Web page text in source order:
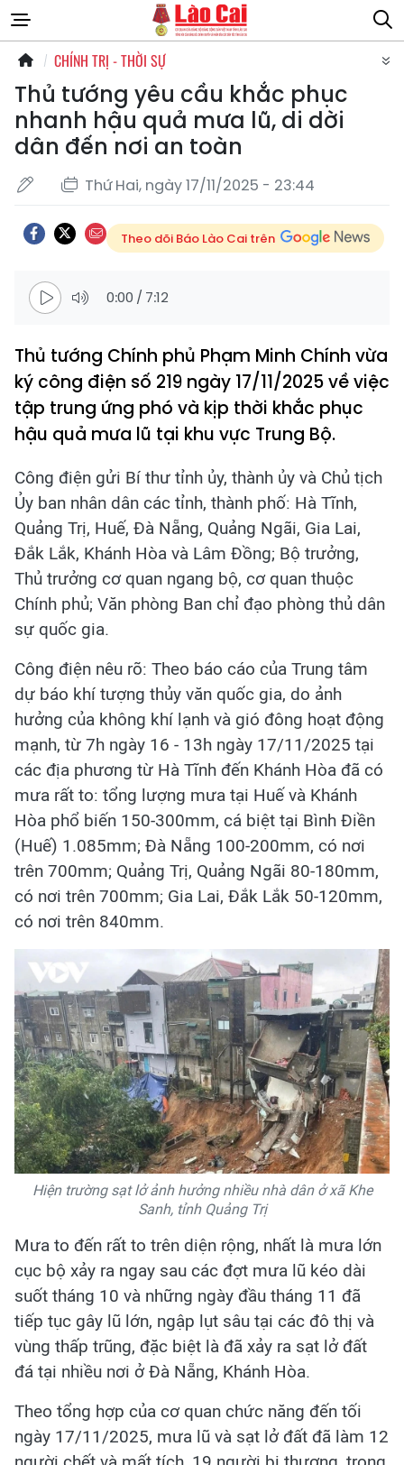
CHÍNH TRỊ - THỜI SỰ
Thủ tướng yêu cầu khắc phục
nhanh hậu quả mưa lũ, di dời
dân đến nơi an toàn
Thứ Hai, ngày 17/11/2025 - 23:44
Theo dõi Báo Lào Cai trên
0:00 / 7:12
Thủ tướng Chính phủ Phạm Minh Chính vừa
ký công điện số 219 ngày 17/11/2025 về việc
tập trung ứng phó và kịp thời khắc phục
hậu quả mưa lũ tại khu vực Trung Bộ.
Công điện gửi Bí thư tỉnh ủy, thành ủy và Chủ tịch
Ủy ban nhân dân các tỉnh, thành phố: Hà Tĩnh,
Quảng Trị, Huế, Đà Nẵng, Quảng Ngãi, Gia Lai,
Đắk Lắk, Khánh Hòa và Lâm Đồng; Bộ trưởng,
Thủ trưởng cơ quan ngang bộ, cơ quan thuộc
Chính phủ; Văn phòng Ban chỉ đạo phòng thủ dân
sự quốc gia.
Công điện nêu rõ: Theo báo cáo của Trung tâm
dự báo khí tượng thủy văn quốc gia, do ảnh
hưởng của không khí lạnh và gió đông hoạt động
mạnh, từ 7h ngày 16 - 13h ngày 17/11/2025 tại
các địa phương từ Hà Tĩnh đến Khánh Hòa đã có
mưa rất to: tổng lượng mưa tại Huế và Khánh
Hòa phổ biến 150-300mm, cá biệt tại Bình Điền
(Huế) 1.085mm; Đà Nẵng 100-200mm, có nơi
trên 700mm; Quảng Trị, Quảng Ngãi 80-180mm,
có nơi trên 700mm; Gia Lai, Đắk Lắk 50-120mm,
có nơi trên 840mm.
Hiện trường sạt lở ảnh hưởng nhiều nhà dân ở xã Khe
Sanh, tỉnh Quảng Trị
Mưa to đến rất to trên diện rộng, nhất là mưa lớn
cục bộ xảy ra ngay sau các đợt mưa lũ kéo dài
suốt tháng 10 và những ngày đầu tháng 11 đã
tiếp tục gây lũ lớn, ngập lụt sâu tại các đô thị và
vùng thấp trũng, đặc biệt là đã xảy ra sạt lở đất
đá tại nhiều nơi ở Đà Nẵng, Khánh Hòa.
Theo tổng hợp của cơ quan chức năng đến tối
ngày 17/11/2025, mưa lũ và sạt lở đất đã làm 12